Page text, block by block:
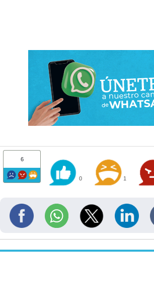
6
0 1